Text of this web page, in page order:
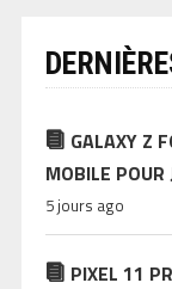
GALAXY Z
MOBILE
5 jours ago
PIXEL 11